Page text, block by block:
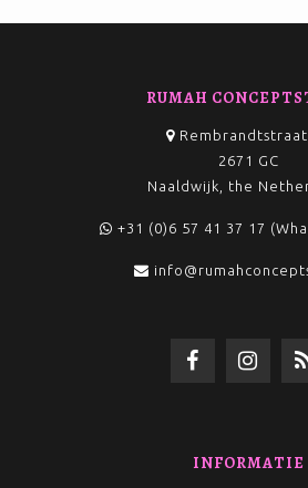
RUMAH
2671 GC
Naaldwijk, the
+31 (0)6 57 41 37 17
INFORMATIE